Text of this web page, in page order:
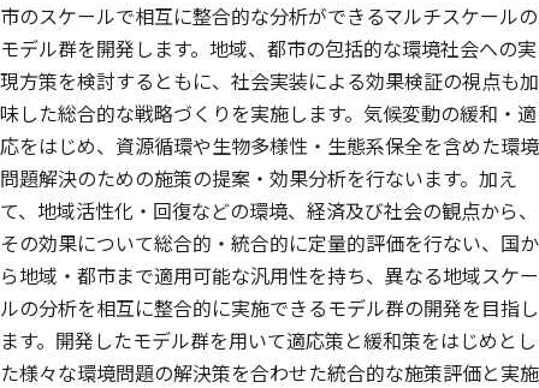
市のスケールで相互に整合的な分析ができるマルチスケールの
モデル群を開発します。地域、都市の包括的な環境社会への実
現方策を検討するともに、社会実装による効果検証の視点も加
味した総合的な戦略づくりを実施します。気候変動の緩和・適
応をはじめ、資源循環や生物多様性・生態系保全を含めた環境
問題解決のための施策の提案・効果分析を行ないます。加え
て、地域活性化・回復などの環境、経済及び社会の観点から、
その効果について総合的・統合的に定量的評価を行ない、国か
ら地域・都市まで適用可能な汎用性を持ち、異なる地域スケー
ルの分析を相互に整合的に実施できるモデル群の開発を目指し
ます。開発したモデル群を用いて適応策と緩和策をはじめとし
た様々な環境問題の解決策を合わせた統合的な施策評価と実施